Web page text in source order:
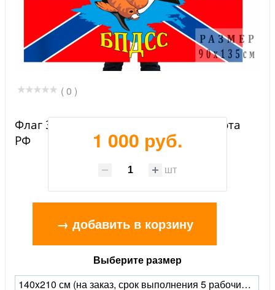
( 0 )
Флаг 313 ОСпН Военно-морского флота
РФ
1 000 руб.
шт
→ добавить в корзину
Выберите размер
140x210 см (на заказ, срок выполнения 5 рабочих дней)